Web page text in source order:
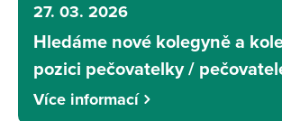
27. 03. 2026
Hledáme nové kolegyně a
pozici pečovatelky /
Více informací